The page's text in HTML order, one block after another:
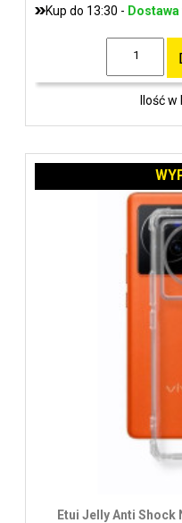
Kup do 13:30 -
Ilość
Etui Jelly Anti Shock